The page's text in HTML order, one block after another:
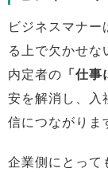
ビジネスマナー
る上で欠かせな
内定者の 「仕
安を解消し、入
信につながりま
企業側にとって